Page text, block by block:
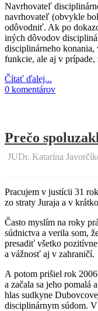
Navrhovateľ
navrhovateľ (obvykle
odôvodniť. Ak po
iných dôvodov
disciplinárneho
funkcie, ale aj v
Čítať ďalej...
0 komentárov
Prečo
JUDr. Katarína
Pracujem v justícii 31
zo straty Juraja a v
Často myslím na roky
súdnictva a verila som,
presadiť všetko
a vážnosť aj v zahraničí.
A potom prišiel rok
a začala sa jeho pomalá
hlas sudkyne
disciplinárnym súdom.